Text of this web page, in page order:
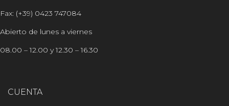
Fax: (+39) 0423 747084
Abierto de lunes a viernes
08.00 – 12.00 y 12.30 – 16.30
CUENTA